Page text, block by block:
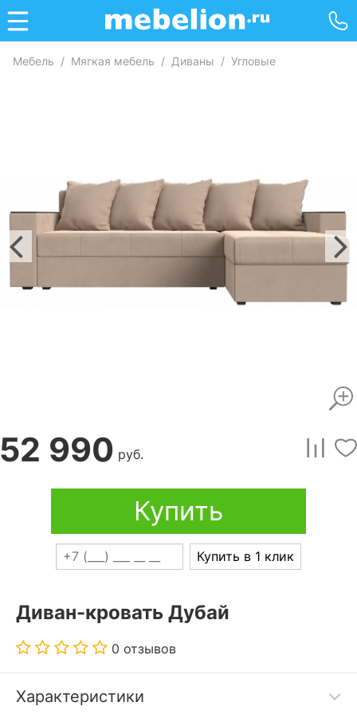
Мебель / Мягкая мебель / Диваны / Угловые
52 990 руб.
Купить
Купить в 1 клик
Диван-кровать Дубай
0 отзывов
Характеристики